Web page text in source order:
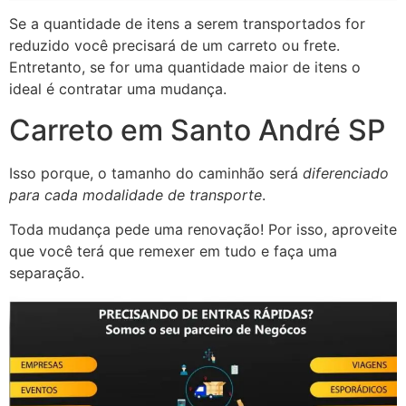
Se a quantidade de itens a serem transportados for
reduzido você precisará de um carreto ou frete.
Entretanto, se for uma quantidade maior de itens o
ideal é contratar uma mudança.
Carreto em Santo André SP
Isso porque, o tamanho do caminhão será diferenciado
para cada modalidade de transporte.
Toda mudança pede uma renovação! Por isso, aproveite
que você terá que remexer em tudo e faça uma
separação.